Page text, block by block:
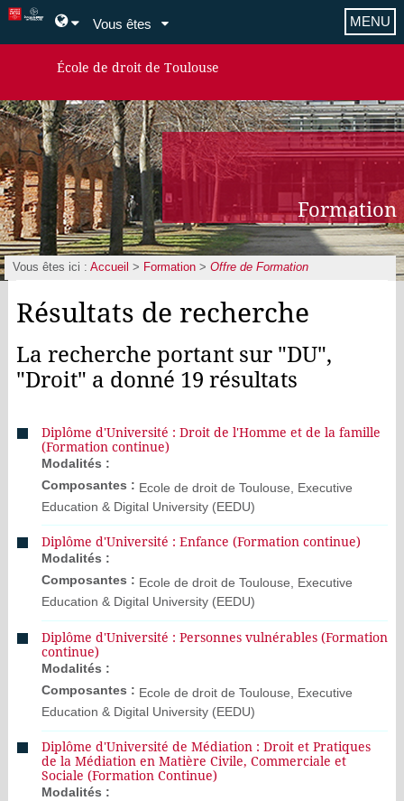
Vous êtes
École de droit de Toulouse
MENU
Formation
Vous êtes ici :Accueil > Formation >Offre de Formation
Résultats de recherche
La recherche portant sur "DU",
"Droit" a donné 19 résultats
Diplôme d'Université : Droit de l'Homme et de la famille
(Formation continue)
Modalités :
Composantes : Ecole de droit de Toulouse, Executive
Education & Digital University (EEDU)
Diplôme d'Université : Enfance (Formation continue)
Modalités :
Composantes : Ecole de droit de Toulouse, Executive
Education & Digital University (EEDU)
Diplôme d'Université : Personnes vulnérables (Formation
continue)
Modalités :
Composantes : Ecole de droit de Toulouse, Executive
Education & Digital University (EEDU)
Diplôme d'Université de Médiation : Droit et Pratiques
de la Médiation en Matière Civile, Commerciale et
Sociale (Formation Continue)
Modalités :